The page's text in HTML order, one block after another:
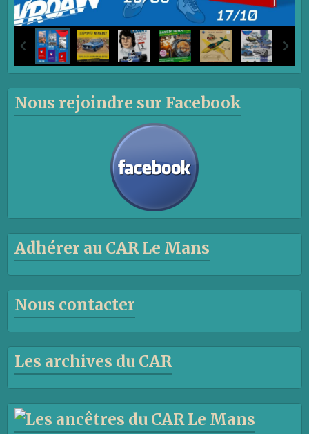
Nous rejoindre sur Facebook
Adhérer au CAR Le Mans
Nous contacter
Les archives du CAR